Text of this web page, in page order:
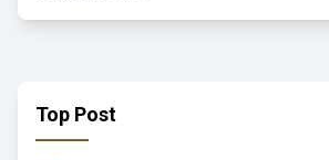
Top Post